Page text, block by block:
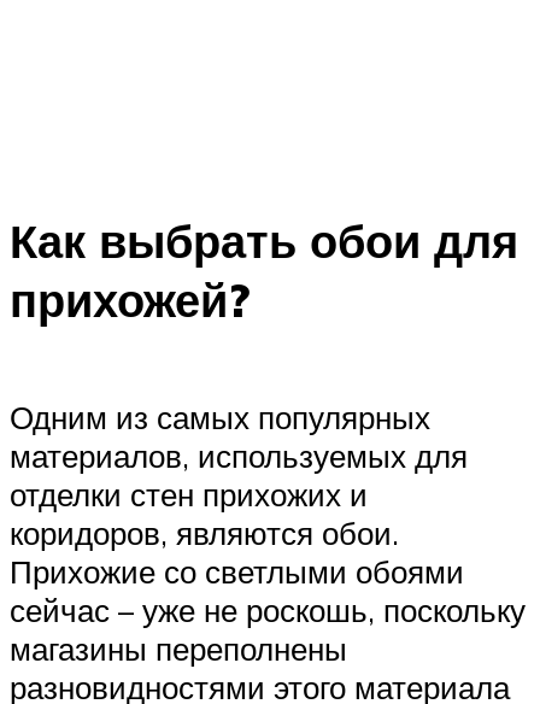
Как выбрать обои для
прихожей?
Одним из самых популярных
материалов, используемых для
отделки стен прихожих и
коридоров, являются обои.
Прихожие со светлыми обоями
сейчас – уже не роскошь, поскольку
магазины переполнены
разновидностями этого материала